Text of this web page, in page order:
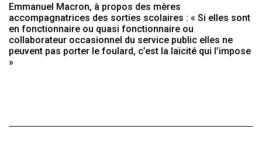
Emmanuel Macron, à propos des mères
accompagnatrices des sorties scolaires : « Si elles sont
en fonctionnaire ou quasi fonctionnaire ou
collaborateur occasionnel du service public elles ne
peuvent pas porter le foulard, c’est la laïcité qui l’impose
»